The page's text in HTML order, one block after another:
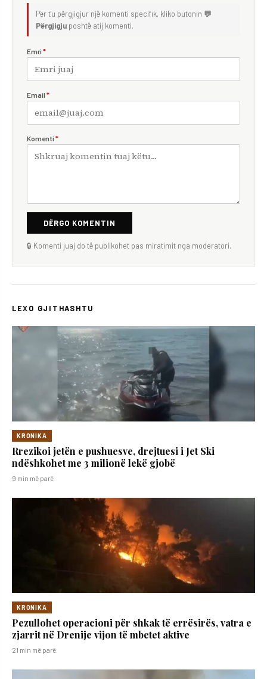
Për t'u përgjigjur një komenti specifik, kliko butonin 💬
Përgjigju poshtë atij komenti.
Emri *
Email *
Komenti *
DËRGO KOMENTIN
🔒 Komenti juaj do të publikohet pas miratimit nga moderatori.
LEXO GJITHASHTU
KRONIKA
Rrezikoi jetën e pushuesve, drejtuesi i Jet Ski
ndëshkohet me 3 milionë lekë gjobë
9 min më parë
KRONIKA
Pezullohet operacioni për shkak të errësirës, vatra e
zjarrit në Drenije vijon të mbetet aktive
21 min më parë